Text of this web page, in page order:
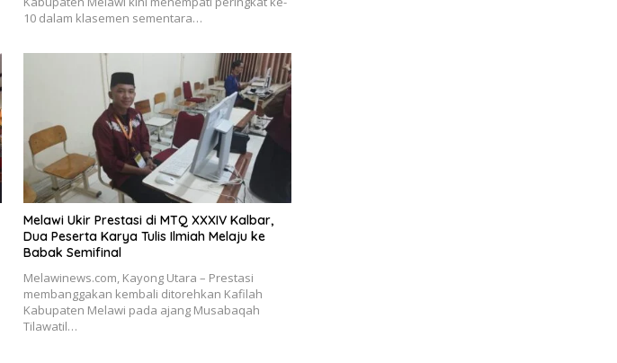
10 dalam klasemen sementara…
Melawi Ukir Prestasi di MTQ XXXIV Kalbar,
Dua Peserta Karya Tulis Ilmiah Melaju ke
Babak Semifinal
Melawinews.com, Kayong Utara – Prestasi
membanggakan kembali ditorehkan Kafilah
Kabupaten Melawi pada ajang Musabaqah
Tilawatil…